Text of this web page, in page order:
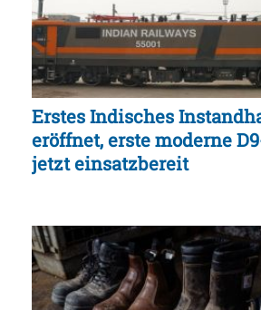
Erstes Indisches
eröffnet, erste moderne
jetzt einsatzbereit